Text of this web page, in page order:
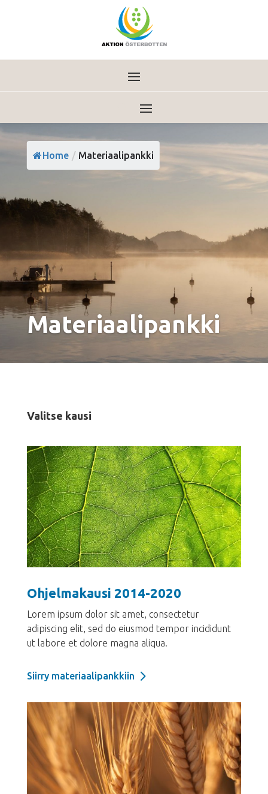
Home / Materiaalipankki
Materiaalipankki
Valitse kausi
Ohjelmakausi 2014-2020
Lorem ipsum dolor sit amet, consectetur
adipiscing elit, sed do eiusmod tempor incididunt
ut labore et dolore magna aliqua.
Siirry materiaalipankkiin